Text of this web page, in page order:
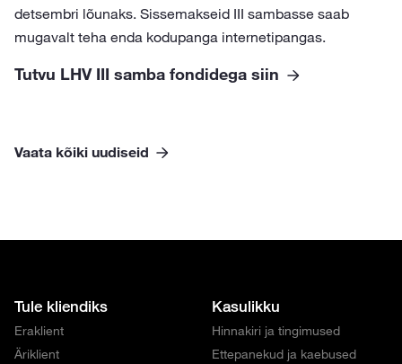
detsembri lõunaks. Sissemakseid III sambasse saab
mugavalt teha enda kodupanga internetipangas.
Tutvu LHV III samba fondidega siin
Vaata kõiki uudiseid
Tule kliendiks
Eraklient
Äriklient
Kasulikku
Hinnakiri ja tingimused
Ettepanekud ja kaebused